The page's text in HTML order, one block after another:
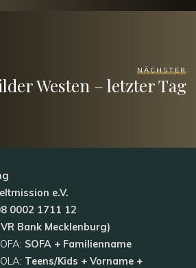
NÄCHSTER
Westen – letzter Tag
e.V.
0002 1711 12
Bank Mecklenburg)
SOFA + Familienname
Teens/Kids + Vorname +